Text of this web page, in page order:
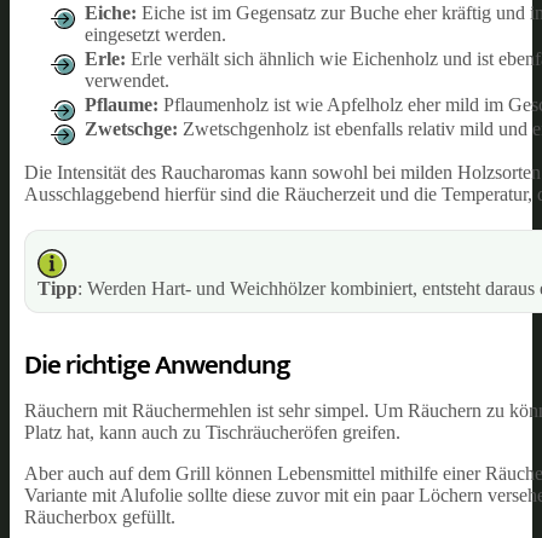
Eiche: Eiche ist im Gegensatz zur Buche eher kräftig und
eingesetzt werden.
Erle: Erle verhält sich ähnlich wie Eichenholz und ist
verwendet.
Pflaume: Pflaumenholz ist wie Apfelholz eher mild im
Zwetschge: Zwetschgenholz ist ebenfalls relativ mild und
Die Intensität des Raucharomas kann sowohl bei milden
Ausschlaggebend hierfür sind die Räucherzeit und die
Tipp: Werden Hart- und Weichhölzer kombiniert, entsteht
Die richtige Anwendung
Räuchern mit Räuchermehlen ist sehr simpel. Um Räuchern zu
Platz hat, kann auch zu Tischräucheröfen greifen.
Aber auch auf dem Grill können Lebensmittel mithilfe einer
Variante mit Alufolie sollte diese zuvor mit ein paar Löchern
Räucherbox gefüllt.